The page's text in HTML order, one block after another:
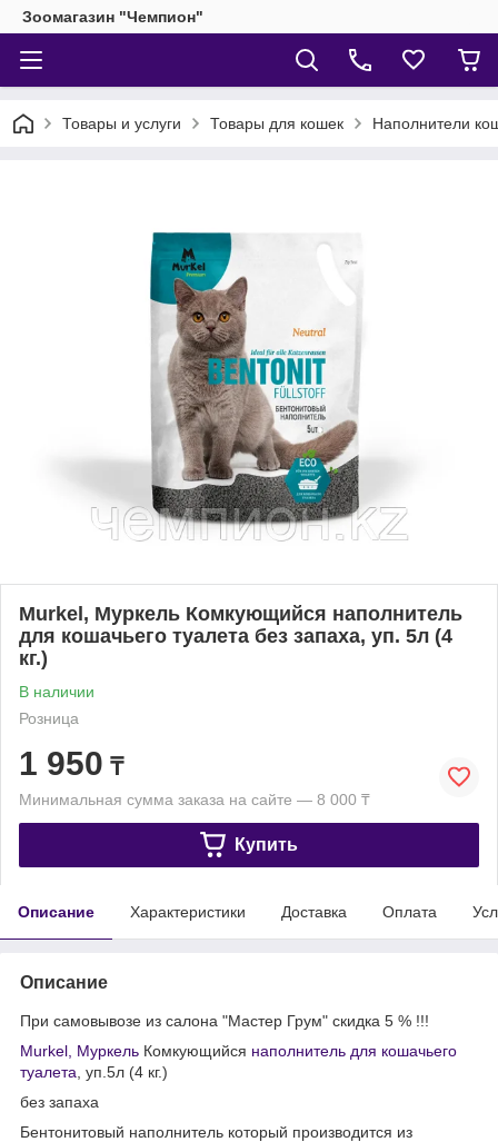
Зоомагазин "Чемпион"
Товары и услуги Товары для кошек Наполнители
Murkel, Муркель Комкующийся наполнитель
для кошачьего туалета без запаха, уп. 5л (4
кг.)
В наличии
Розница
1 950 ₸
Минимальная сумма заказа на сайте — 8 000 ₸
Купить
Описание Характеристики Доставка Оплата
Описание
При самовывозе из салона "Мастер Грум" скидка 5 % !!!
Murkel, Муркель Комкующийся наполнитель для кошачьего
туалета , уп.5л (4 кг.)
без запаха
Бентонитовый наполнитель который производится из